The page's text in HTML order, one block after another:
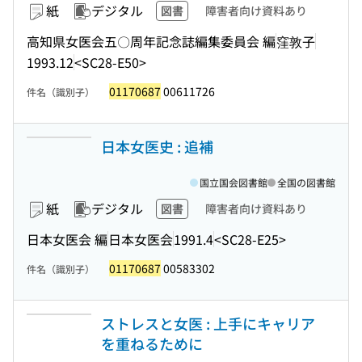
紙 デジタル 図書 障害者向け資料あり
高知県女医会五〇周年記念誌編集委員会 編窪敦子
1993.12<SC28-E50>
件名（識別子） 01170687 00611726
日本女医史 : 追補
紙 デジタル 図書 障害者向け資料あり
日本女医会 編日本女医会1991.4<SC28-E25>
国立国会図書館 全国の図書館
件名（識別子） 01170687 00583302
ストレスと女医 : 上手にキャリア
を重ねるために